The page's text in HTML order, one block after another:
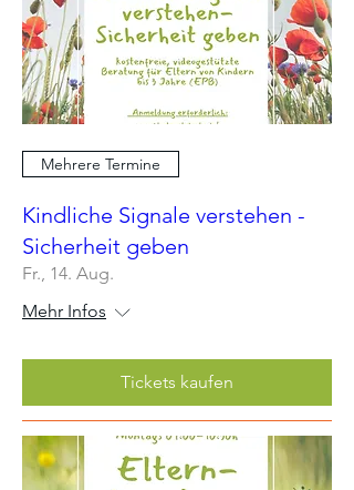
Mehrere Termine
Kindliche Signale verstehen -
Sicherheit geben
Fr., 14. Aug.
Mehr Infos
Tickets kaufen